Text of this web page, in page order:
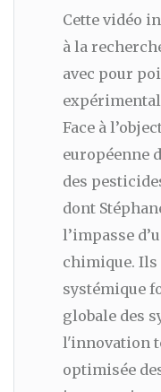
Cette vidéo
à la
avec pour
Face à
européenne
des
dont
l’impasse
chimique.
systémique
globale des
l'innovation
optimisée